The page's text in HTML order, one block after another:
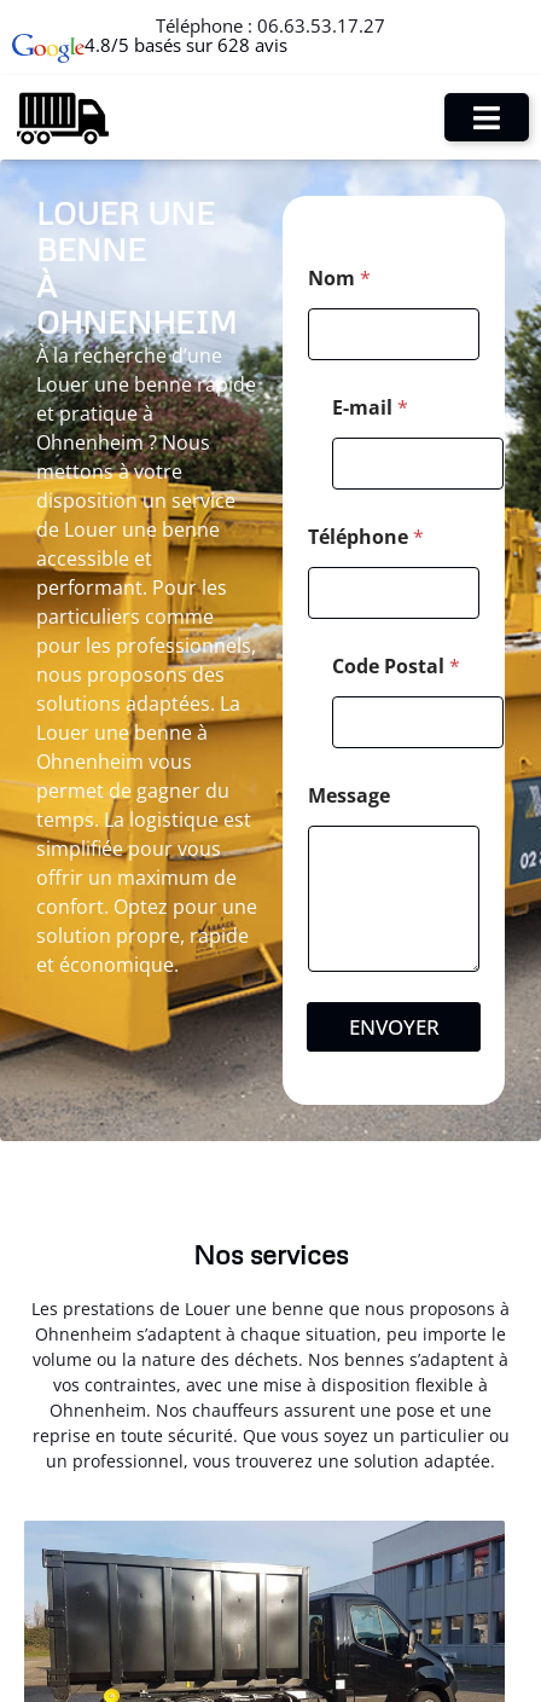
Téléphone : 06.63.53.17.27
4.8/5 basés sur 628 avis
LOUER UNE
BENNE
À
OHNENHEIM
À la recherche d’une
Louer une benne rapide
et pratique à
Ohnenheim ? Nous
mettons à votre
disposition un service
de Louer une benne
accessible et
performant. Pour les
particuliers comme
pour les professionnels,
nous proposons des
solutions adaptées. La
Louer une benne à
Ohnenheim vous
permet de gagner du
temps. La logistique est
simplifiée pour vous
offrir un maximum de
confort. Optez pour une
solution propre, rapide
et économique.
e
s
a
Nom *
E-mail *
Téléphone*
Code Postal *
Message
ENVOYER
Nos services
Les prestations de Louer une benne que nous proposons à
Ohnenheim s’adaptent à chaque situation, peu importe le
volume ou la nature des déchets. Nos bennes s’adaptent à
vos contraintes, avec une mise à disposition flexible à
Ohnenheim. Nos chauffeurs assurent une pose et une
reprise en toute sécurité. Que vous soyez un particulier ou
un professionnel, vous trouverez une solution adaptée.